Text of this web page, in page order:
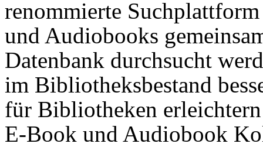
renommierte
und Audiobooks
Datenbank durchsucht
im Bibliotheksbestand
für Bibliotheken
E-Book und Audiobook